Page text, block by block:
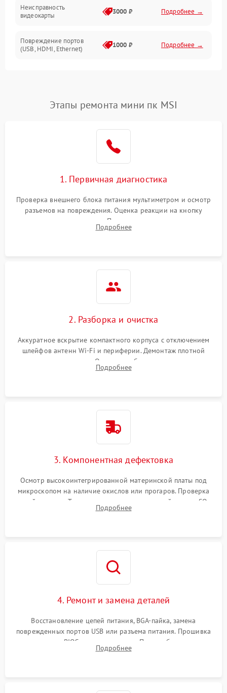
Механические повреждения
Неисправность
видеокарты
3000 ₽ Подробнее →
Повреждение портов
(USB, HDMI, Ethernet)
1000 ₽ Подробнее →
Неисправность Wi-
1000 ₽
Повреждение разъемов
800 ₽ Подробнее →
Неисправность сетевой
карты
1000 ₽ Подробнее →
Этапы ремонта мини пк MSI
1. Первичная диагностика
Проверка внешнего блока питания мультиметром и осмотр
разъемов на повреждения. Оценка реакции на кнопку
включения и индикацию. Подключение к монитору для
выявления ошибок POST или отсутствия инициализации.
Подробнее
2. Разборка и очистка
Аккуратное вскрытие компактного корпуса с отключением
шлейфов антенн Wi-Fi и периферии. Демонтаж плотной
системы охлаждения. Очистка турбины и радиатора от
спрессованной пыли антистатической кистью и сжатым
Подробнее
3. Компонентная дефектовка
Осмотр высокоинтегрированной материнской платы под
микроскопом на наличие окислов или прогаров. Проверка
цепей питания. Тестирование съемных модулей памяти SO-
DIMM и накопителей M.2 на стенде для выявления сбоев.
Подробнее
4. Ремонт и замена деталей
Восстановление цепей питания, BGA-пайка, замена
поврежденных портов USB или разъема питания. Прошивка
микросхемы BIOS программатором. При необходимости
установка нового накопителя, оперативной памяти или
Подробнее